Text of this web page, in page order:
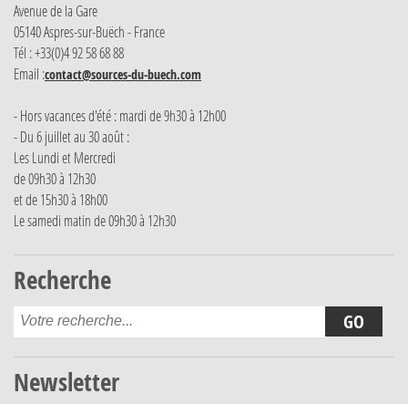
Avenue de la Gare
05140 Aspres-sur-Buëch - France
Tél : +33(0)4 92 58 68 88
Email :contact@sources-du-buech.com
- Hors vacances d'été : mardi de 9h30 à 12h00
- Du 6 juillet au 30 août :
Les Lundi et Mercredi
de 09h30 à 12h30
et de 15h30 à 18h00
Le samedi matin de 09h30 à 12h30
Recherche
Newsletter